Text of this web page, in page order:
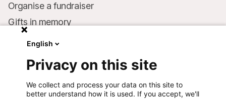
Organise a fundraiser
Gifts in memory
Make a donation
Bank account:
English
Privacy on this site
We collect and process your data on this site to
better understand how it is used. If you accept, we'll